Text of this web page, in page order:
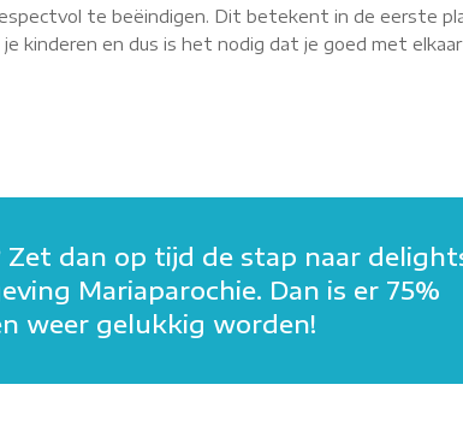
te beëindigen. Dit betekent in de eerste
kinderen en dus is het nodig dat je goed met
dan op tijd de stap naar
Mariaparochie. Dan is er 75%
weer gelukkig worden!